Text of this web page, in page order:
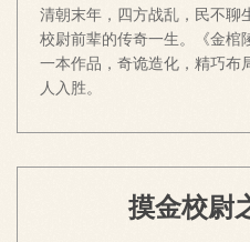
清朝末年，四方战乱，民不聊
校尉前辈的传奇一生。《金棺
一本作品，奇诡造化，精巧布
人入胜。
摸金校尉